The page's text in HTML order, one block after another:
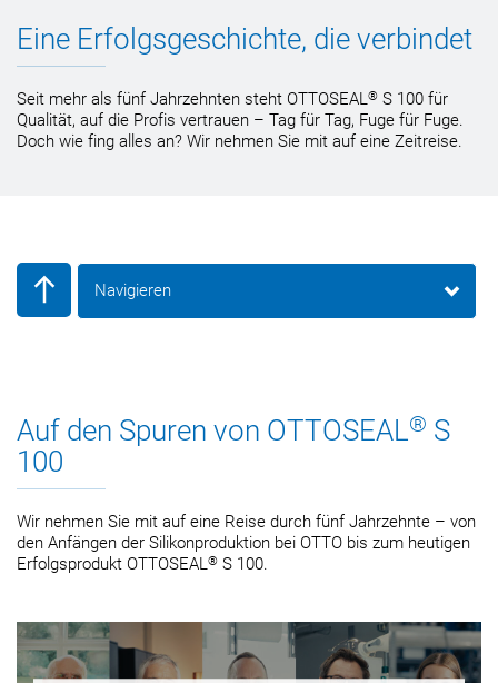
Eine Erfolgsgeschichte, die verbindet
Seit mehr als fünf Jahrzehnten steht OTTOSEAL® S 100 für
Qualität, auf die Profis vertrauen – Tag für Tag, Fuge für Fuge.
Doch wie fing alles an? Wir nehmen Sie mit auf eine Zeitreise.
Navigieren
Auf den Spuren von OTTOSEAL® S
100
Wir nehmen Sie mit auf eine Reise durch fünf Jahrzehnte – von
den Anfängen der Silikonproduktion bei OTTO bis zum heutigen
Erfolgsprodukt OTTOSEAL® S 100.